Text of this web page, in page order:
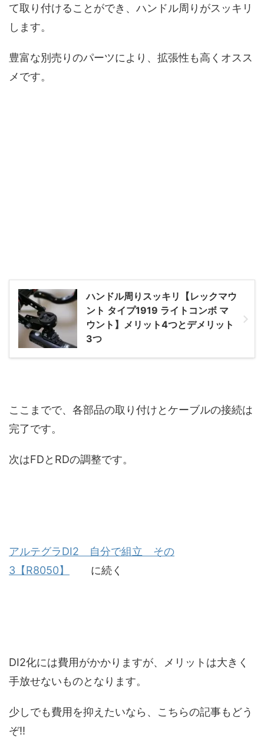
て取り付けることができ、ハンドル周りがスッキリ
します。
豊富な別売りのパーツにより、拡張性も高くオスス
メです。
ハンドル周りスッキリ【レックマウ
ント タイプ1919 ライトコンボ マ
ウント】メリット4つとデメリット
3つ
ここまでで、各部品の取り付けとケーブルの接続は
完了です。
次はFDとRDの調整です。
アルテグラDI2 自分で組立 その
3【R8050】
に続く
DI2化には費用がかかりますが、メリットは大きく
手放せないものとなります。
少しでも費用を抑えたいなら、こちらの記事もどう
ぞ!!